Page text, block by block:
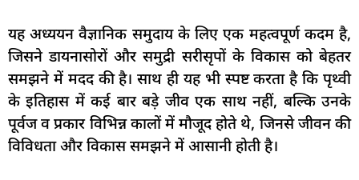
यह अध्ययन वैज्ञानिक समुदाय के लिए एक महत्वपूर्ण कदम है,
जिसने डायनासोरों और समुद्री सरीसृपों के विकास को बेहतर
समझने में मदद की है। साथ ही यह भी स्पष्ट करता है कि पृथ्वी
के इतिहास में कई बार बड़े जीव एक साथ नहीं, बल्कि उनके
पूर्वज व प्रकार विभिन्न कालों में मौजूद होते थे, जिनसे जीवन की
विविधता और विकास समझने में आसानी होती है।